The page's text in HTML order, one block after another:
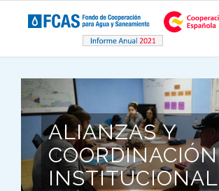
ALIANZAS Y
COORDINACIÓN
INSTITUCIONAL